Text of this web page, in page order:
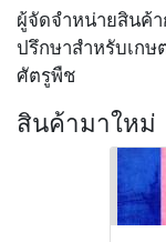
ผู้จัดจำหน่ายสินค้
ปรึกษาสำหรับเกษ
ศัตรูพืช
สินค้ามาใหม่